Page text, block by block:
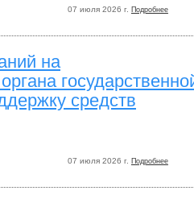
07 июля 2026 г. Подробнее
на
средств
07 июля 2026 г. Подробнее